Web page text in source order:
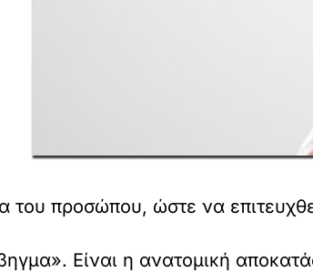
του προσώπου, ώστε να
Είναι η ανατομική